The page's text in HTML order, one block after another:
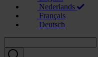
Nederlands
Français
Deutsch